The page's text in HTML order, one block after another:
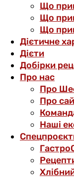
Що
Що
Що
Дієтичне
Дієти
Добірки
Про нас
Про
Про
Наші